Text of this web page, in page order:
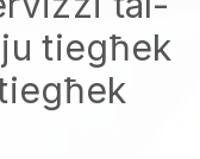
tiegħek